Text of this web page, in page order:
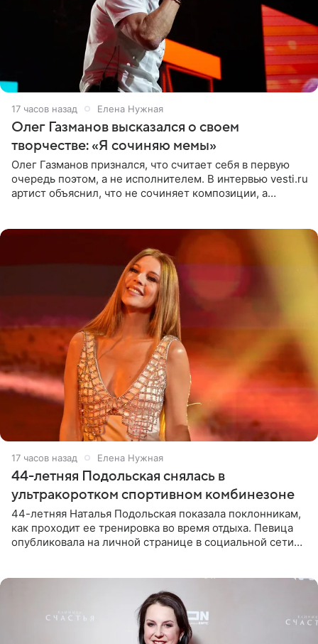
17 часов назад Елена Нужная
Олег Газманов высказался о своем
творчестве: «Я сочиняю мемы»
Олег Газманов признался, что считает себя в первую
очередь поэтом, а не исполнителем. В интервью vesti.ru
артист объяснил, что не сочиняет композиции, а
17 часов назад Елена Нужная
44-летняя Подольская снялась в
ультракоротком спортивном комбинезоне
44-летняя Наталья Подольская показала поклонникам,
как проходит ее тренировка во время отдыха. Певица
опубликовала на личной странице в социальной сети